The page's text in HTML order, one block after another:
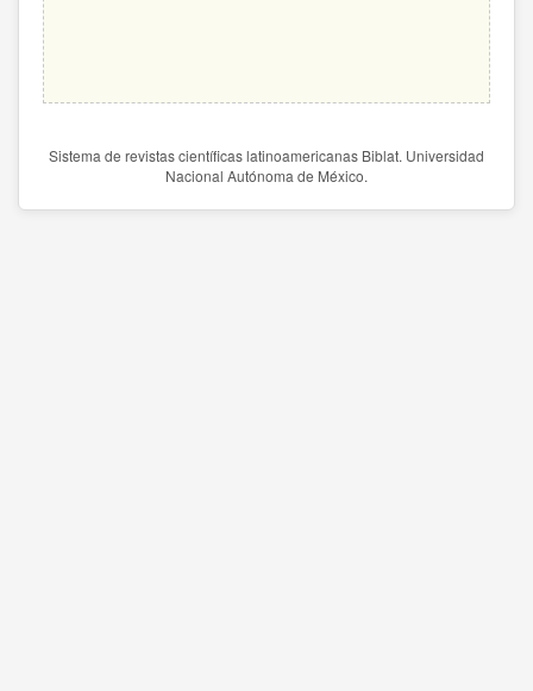
Sistema de revistas científicas latinoamericanas Biblat. Universidad
Nacional Autónoma de México.